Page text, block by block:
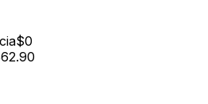
$0